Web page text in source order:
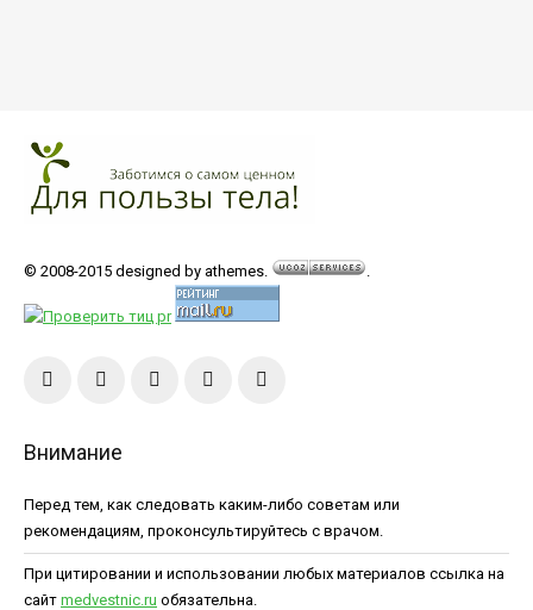
© 2008-2015 designed by athemes. .
Внимание
Перед тем, как следовать каким-либо советам или
рекомендациям, проконсультируйтесь с врачом.
При цитировании и использовании любых материалов ссылка на
сайт medvestnic.ru обязательна.